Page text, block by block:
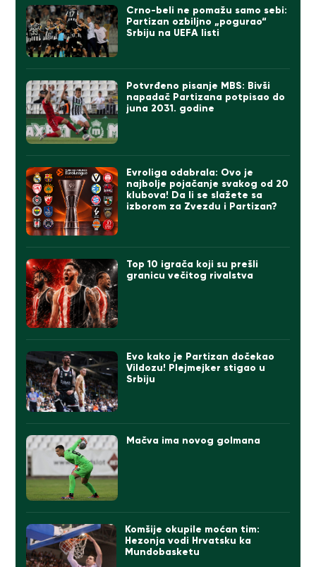
Crno-beli ne pomažu samo sebi:
Partizan ozbiljno „pogurao“
Srbiju na UEFA listi
Potvrđeno pisanje MBS: Bivši
napadač Partizana potpisao do
juna 2031. godine
Evroliga odabrala: Ovo je
najbolje pojačanje svakog od 20
klubova! Da li se slažete sa
izborom za Zvezdu i Partizan?
Top 10 igrača koji su prešli
granicu večitog rivalstva
Evo kako je Partizan dočekao
Vildozu! Plejmejker stigao u
Srbiju
Mačva ima novog golmana
Komšije okupile moćan tim:
Hezonja vodi Hrvatsku ka
Mundobasketu